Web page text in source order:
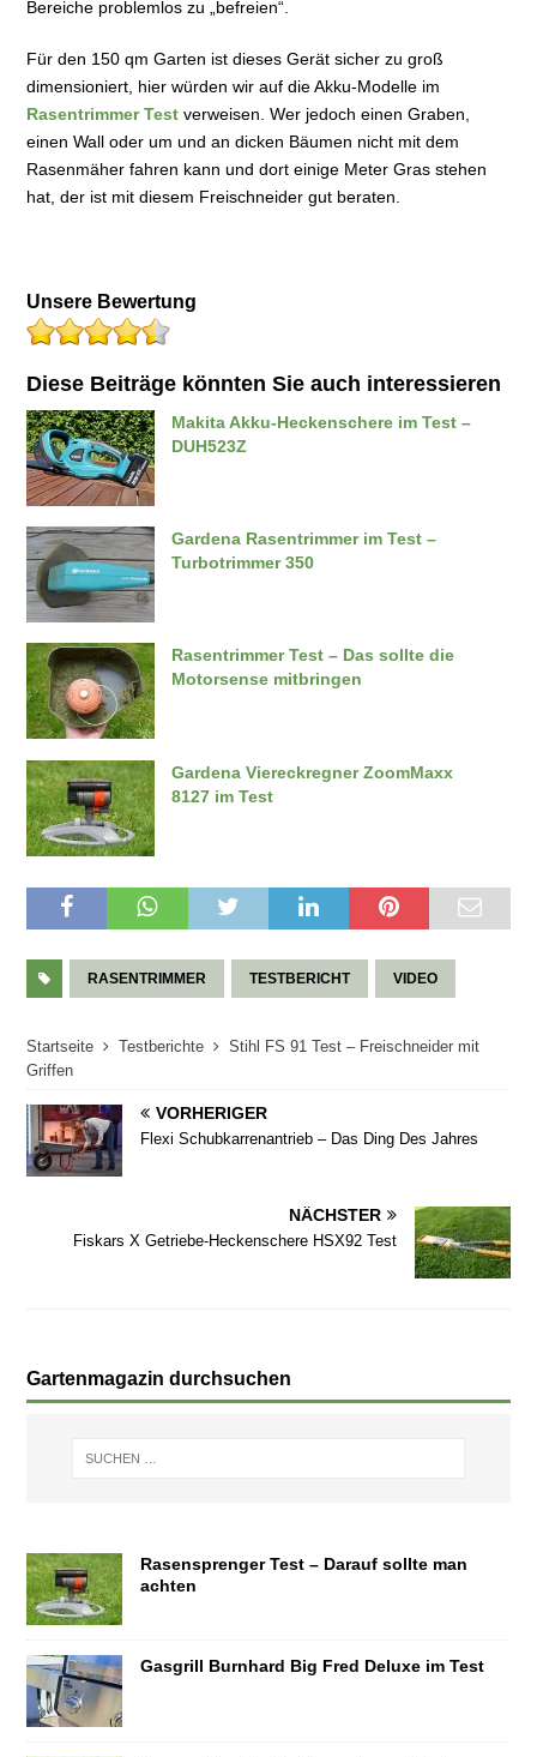
Bereiche problemlos zu „befreien“.
Für den 150 qm Garten ist dieses Gerät sicher zu groß
dimensioniert, hier würden wir auf die Akku-Modelle im
Rasentrimmer Test verweisen. Wer jedoch einen Graben,
einen Wall oder um und an dicken Bäumen nicht mit dem
Rasenmäher fahren kann und dort einige Meter Gras stehen
hat, der ist mit diesem Freischneider gut beraten.
Unsere Bewertung
Diese Beiträge könnten Sie auch interessieren
Makita Akku-Heckenschere im Test –
DUH523Z
Gardena Rasentrimmer im Test –
Turbotrimmer 350
Rasentrimmer Test – Das sollte die
Motorsense mitbringen
Gardena Viereckregner ZoomMaxx
8127 im Test
RASENTRIMMER TESTBERICHT VIDEO
Startseite Testberichte
Stihl FS 91 Test – Freischneider mit
Griffen
VORHERIGER
Flexi Schubkarrenantrieb – Das Ding Des Jahres
NÄCHSTER
Fiskars X Getriebe-Heckenschere HSX92 Test
Gartenmagazin durchsuchen
Rasensprenger Test – Darauf sollte man
achten
Gasgrill Burnhard Big Fred Deluxe im Test